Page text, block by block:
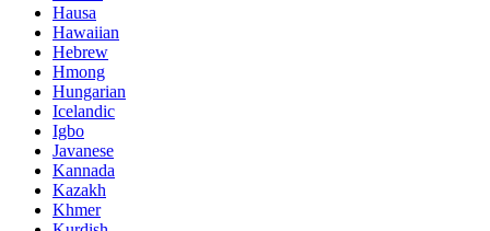
Hausa
Hawaiian
Hebrew
Hmong
Hungarian
Icelandic
Igbo
Javanese
Kannada
Kazakh
Khmer